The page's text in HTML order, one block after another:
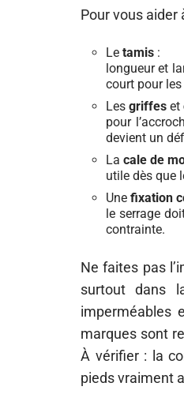
Pour vous aider
Le tamis :
longueur et
court pour
Les griffes et
pour
devient un
La cale de
utile dès que
Une fixation
le serrage
contrainte.
Ne faites pas
surtout dans
imperméables
marques sont
À vérifier : la
pieds vraiment